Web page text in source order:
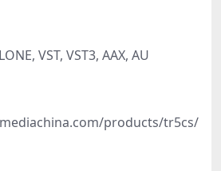
VST, VST3, AAX, AU
products/tr5cs/